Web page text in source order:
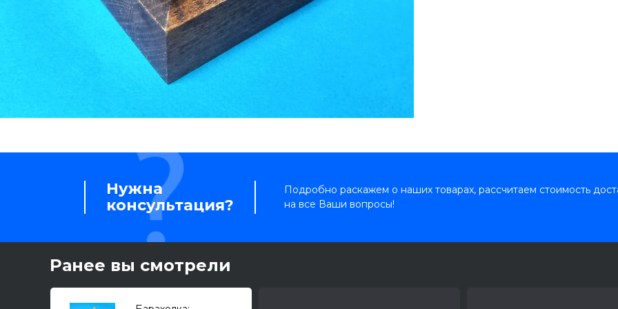
Нужна
консультация?
Подробно раскажем о наших товарах, рассчитаем стоимость
на все Ваши вопросы!
Ранее вы смотрели